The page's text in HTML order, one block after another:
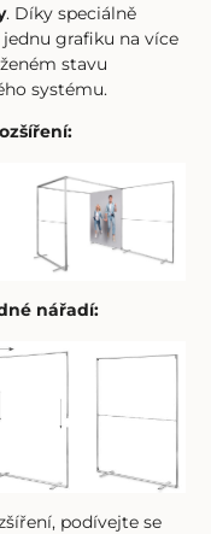
. Díky speciálně
grafiku na více
stavu
systému.
nářadí:
podívejte se